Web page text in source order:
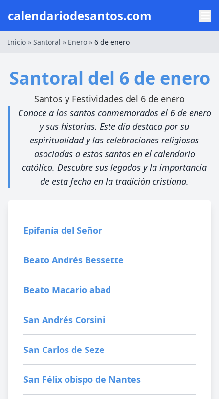
calendariodesantos.com
Inicio » Santoral » Enero » 6 de enero
Santoral del 6 de enero
Santos y Festividades del 6 de enero
Conoce a los santos conmemorados el 6 de enero
y sus historias. Este día destaca por su
espiritualidad y las celebraciones religiosas
asociadas a estos santos en el calendario
católico. Descubre sus legados y la importancia
de esta fecha en la tradición cristiana.
Epifanía del Señor
Beato Andrés Bessette
Beato Macario abad
San Andrés Corsini
San Carlos de Seze
San Félix obispo de Nantes